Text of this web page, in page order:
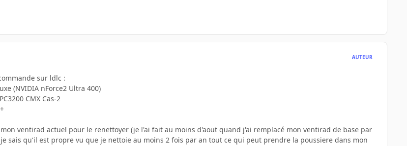
AUTEUR
sur ldlc :
(NVIDIA nForce2 Ultra 400)
CMX Cas-2
ventirad actuel pour le renettoyer (je l'ai fait au moins d'aout quand j'ai remplacé mon ventirad de base par
sais qu'il est propre vu que je nettoie au moins 2 fois par an tout ce qui peut prendre la poussiere dans mon